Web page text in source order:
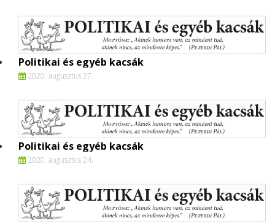
Politikai és egyéb kacsák
2020. augusztus 27.
Politikai és egyéb kacsák
2020. augusztus 24.